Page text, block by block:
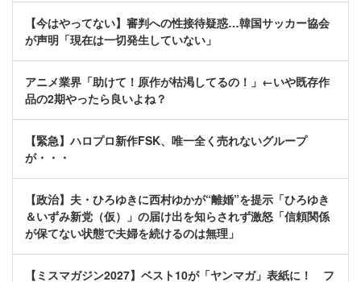
【今はやってない】審判への性接待疑惑…韓国サッカー協会
が声明「現在は一切発生していない」
アニメ業界「助けて！原作が枯渇してるの！」←いや既存作
品の2期やったら良いよね？
【緊急】ハロプロ新作FSK、唯一全く売れないグループ
が・・・
【政治】夫・ひろゆきに西村ゆかが“離婚”を提示「ひろゆき
＆いずみ新党（仮）」の届け出を知らされず激怒「信頼関係
が保てない状態で夫婦を続けるのは無理」
【ミスマガジン2027】ベスト10が「ヤンマガ」表紙に！ フ